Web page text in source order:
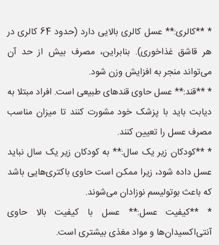
* **کالری:** عسل کالری بالایی دارد (حدود 64 کالری در
هر قاشق غذاخوری). بنابراین، مصرف بیش از حد آن
می‌تواند منجر به افزایش وزن شود.
* **قند:** عسل حاوی قندهای طبیعی است. افراد مبتلا به
دیابت باید با پزشک خود مشورت کنند تا میزان مناسب
مصرف عسل را تعیین کنند.
* **کودکان زیر یک سال:** به کودکان زیر یک سال نباید
عسل داده شود، زیرا ممکن است حاوی باکتری‌هایی باشد
که باعث بوتولیسم نوزادان می‌شوند.
* **کیفیت عسل:** عسل با کیفیت بالا حاوی
آنتی‌اکسیدان‌ها و مواد مغذی بیشتری است.